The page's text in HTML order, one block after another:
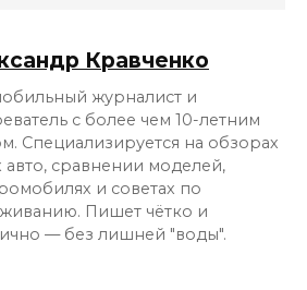
Кравченко
журналист и
с более чем 10-летним
Специализируется на обзорах
авто, сравнении моделей,
и советах по
Пишет чётко и
— без лишней "воды".